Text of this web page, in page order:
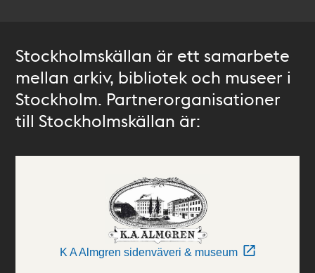
Stockholmskällan är ett samarbete
mellan arkiv, bibliotek och museer i
Stockholm. Partnerorganisationer
till Stockholmskällan är:
K A Almgren sidenväveri & museum